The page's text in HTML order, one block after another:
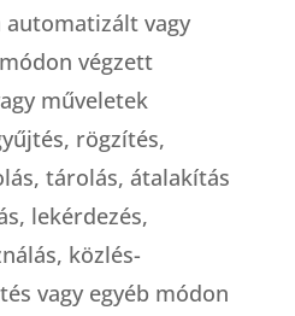
vagy
végzett
műveletek
rögzítés,
tárolás, átalakítás
lekérdezés,
közlés-
vagy egyéb módon